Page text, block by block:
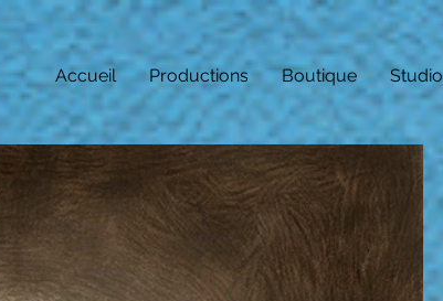
Accueil Productions Boutique Studio